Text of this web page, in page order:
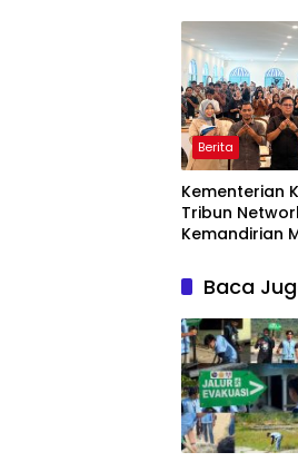
Berita
Kementerian
Tribun
Kemandirian
AcehBaca